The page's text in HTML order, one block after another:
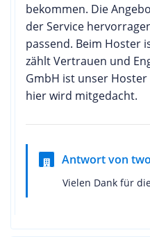
bekommen. Die
der Service
passend. Beim Hoster
zählt Vertrauen und
GmbH ist unser
hier wird mitgedacht.
Antwort von
Vielen Dank für